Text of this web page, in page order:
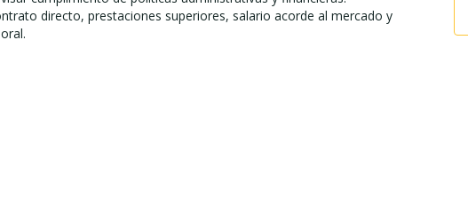
directo, prestaciones superiores, salario acorde al mercado y